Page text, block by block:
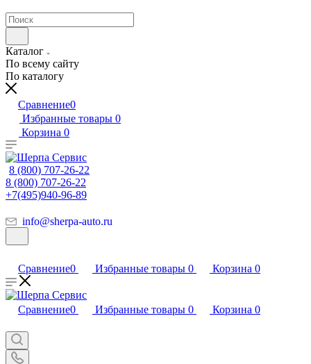
Каталог
По всему сайту
По каталогу
Сравнение0
Избранные товары 0
Корзина 0
8 (800) 707-26-22
8 (800) 707-26-22
+7(495)940-96-89
info@sherpa-auto.ru
Сравнение0 Избранные товары 0 Корзина 0
Сравнение0 Избранные товары 0 Корзина 0